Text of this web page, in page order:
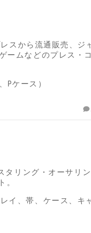
スから流通販売、ジ
ームなどのプレス・
Pケース）
リング・オーサリン
。
レイ、帯、ケース、